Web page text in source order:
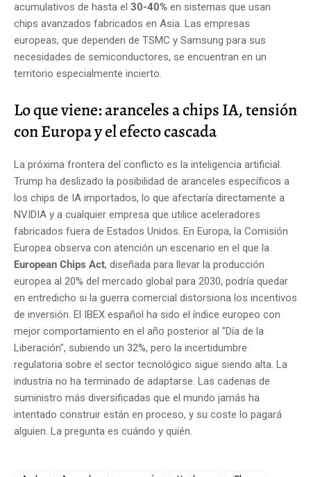
acumulativos de hasta el 30-40% en sistemas que usan
chips avanzados fabricados en Asia. Las empresas
europeas, que dependen de TSMC y Samsung para sus
necesidades de semiconductores, se encuentran en un
territorio especialmente incierto.
Lo que viene: aranceles a chips IA, tensión
con Europa y el efecto cascada
La próxima frontera del conflicto es la inteligencia artificial.
Trump ha deslizado la posibilidad de aranceles específicos a
los chips de IA importados, lo que afectaría directamente a
NVIDIA y a cualquier empresa que utilice aceleradores
fabricados fuera de Estados Unidos. En Europa, la Comisión
Europea observa con atención un escenario en el que la
European Chips Act, diseñada para llevar la producción
europea al 20% del mercado global para 2030, podría quedar
en entredicho si la guerra comercial distorsiona los incentivos
de inversión. El IBEX español ha sido el índice europeo con
mejor comportamiento en el año posterior al "Día de la
Liberación", subiendo un 32%, pero la incertidumbre
regulatoria sobre el sector tecnológico sigue siendo alta. La
industria no ha terminado de adaptarse. Las cadenas de
suministro más diversificadas que el mundo jamás ha
intentado construir están en proceso, y su coste lo pagará
alguien. La pregunta es cuándo y quién.